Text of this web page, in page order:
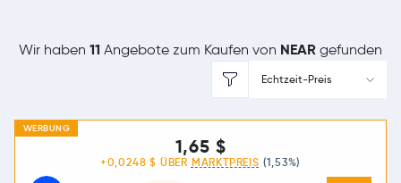
Wir haben 11 Angebote zum Kaufen von NEAR gefunden
Echtzeit-Preis
WERBUNG
1,65 $
+0,0248 $ ÜBER MARKTPREIS (1,53%)